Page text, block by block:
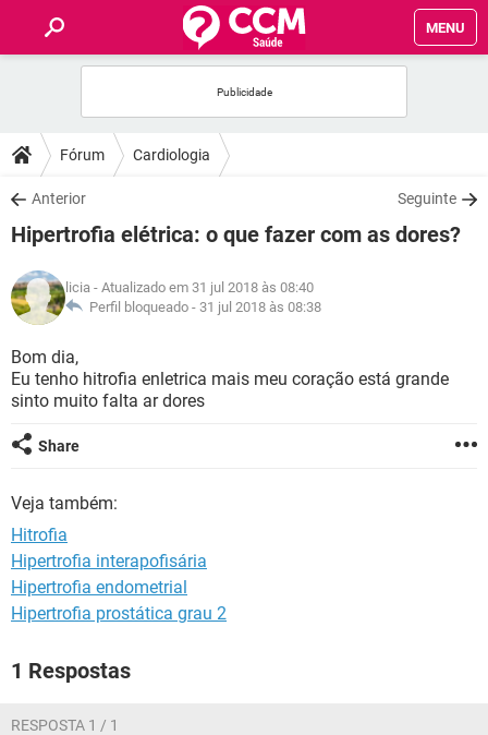
MENU
FÓRUM
SAÚDE
FAMÍLIA
NUTRIÇÃO
BEM-ESTAR
Fórum Cardiologia
Anterior Seguinte
Hipertrofia elétrica: o que fazer com as dores?
licia - Atualizado em 31 jul 2018 às 08:40
Perfil bloqueado - 31 jul 2018 às 08:38
Bom dia,
Eu tenho hitrofia enletrica mais meu coração está grande
sinto muito falta ar dores
Share
Veja também:
Hitrofia
Hipertrofia interapofisária
Hipertrofia endometrial
Hipertrofia prostática grau 2
1 Respostas
RESPOSTA 1 / 1